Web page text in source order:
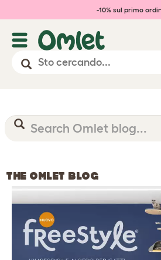
-10% sul primo
THE OMLET BLOG